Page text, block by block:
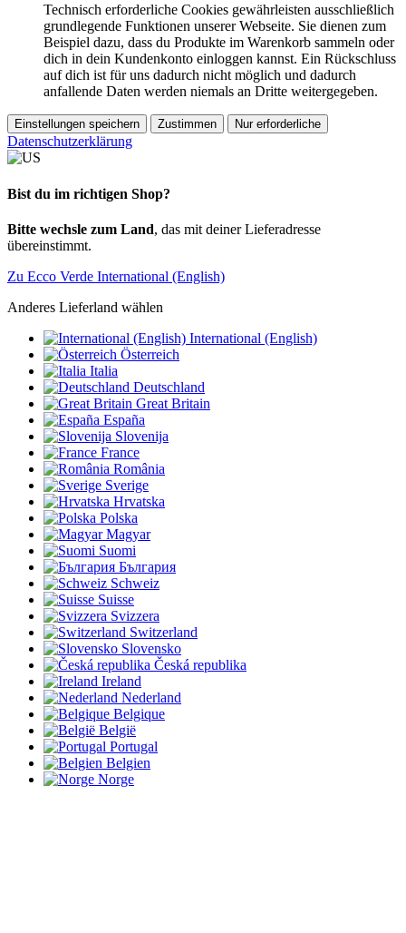
Technisch erforderliche Cookies gewährleisten ausschließlich
grundlegende Funktionen unserer Webseite. Sie dienen zum
Beispiel dazu, dass du Produkte im Warenkorb sammeln oder
dich in dein Kundenkonto einloggen kannst. Ein Rückschluss
auf dich ist für uns dadurch nicht möglich und dadurch
anfallende Daten werden niemals an Dritte weitergegeben.
Einstellungen speichern Zustimmen Nur erforderliche
Datenschutzerklärung
Bist du im richtigen Shop?
Bitte wechsle zum Land, das mit deiner Lieferadresse
übereinstimmt.
Zu Ecco Verde International (English)
Anderes Lieferland wählen
International (English)
Österreich
Italia
Deutschland
Great Britain
España
Slovenija
France
România
Sverige
Hrvatska
Polska
Magyar
Suomi
България
Schweiz
Suisse
Svizzera
Switzerland
Slovensko
Česká republika
Ireland
Nederland
Belgique
België
Portugal
Belgien
Norge